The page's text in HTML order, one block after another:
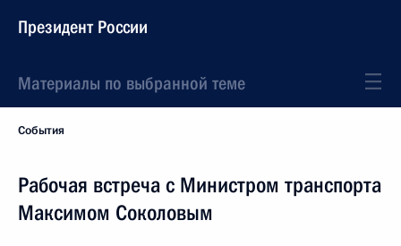
Президент России
Материалы по выбранной теме
События
Рабочая встреча с Министром транспорта
Максимом Соколовым